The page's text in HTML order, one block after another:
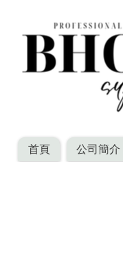
首頁 公司簡介